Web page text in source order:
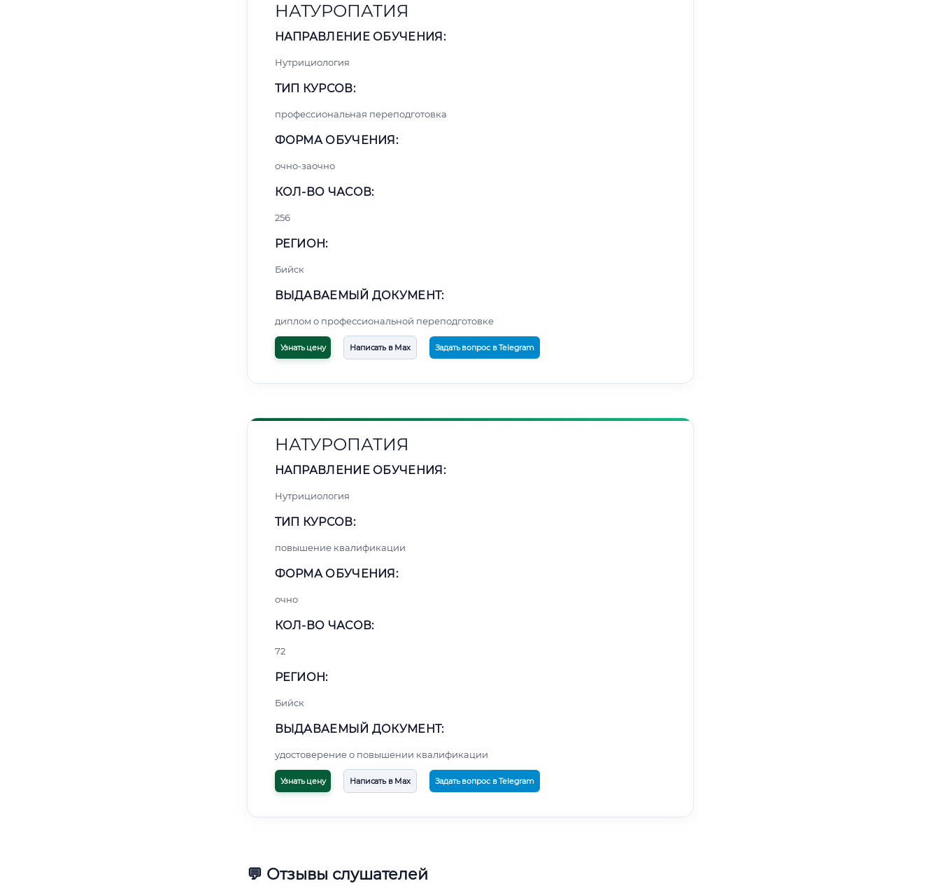
НАТУРОПАТИЯ
НАПРАВЛЕНИЕ ОБУЧЕНИЯ:
Нутрициология
ТИП КУРСОВ:
профессиональная переподготовка
ФОРМА ОБУЧЕНИЯ:
очно-заочно
КОЛ-ВО ЧАСОВ:
256
РЕГИОН:
Бийск
ВЫДАВАЕМЫЙ ДОКУМЕНТ:
диплом о профессиональной переподготовке
Узнать цену Написать в Max Задать вопрос в Telegram
НАТУРОПАТИЯ
НАПРАВЛЕНИЕ ОБУЧЕНИЯ:
Нутрициология
ТИП КУРСОВ:
повышение квалификации
ФОРМА ОБУЧЕНИЯ:
очно
КОЛ-ВО ЧАСОВ:
72
РЕГИОН:
Бийск
ВЫДАВАЕМЫЙ ДОКУМЕНТ:
удостоверение о повышении квалификации
Узнать цену Написать в Max Задать вопрос в Telegram
💬 Отзывы слушателей